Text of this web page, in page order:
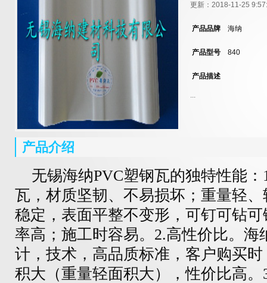
更新：2018-11-25
产品品牌 海纳
产品型号 840
产品描述
...
产品介绍
无锡海纳PVC塑钢瓦的独特性能：
瓦，材质坚韧、不易损坏；重量轻
稳定，表面平整不变形，可钉可钻
率高；施工时容易。2.高性价比。海
计，技术，高品质标准，客户购买
积大（重量轻面积大），性价比高